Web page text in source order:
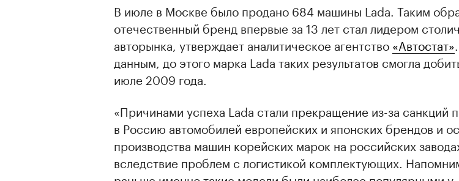
В июле в Москве было продано 684 машины Lada. Таким
отечественный бренд впервые за 13 лет стал лидером
авторынка, утверждает аналитическое агентство «Автостат»
данным, до этого марка Lada таких результатов смогла
июле 2009 года.
«Причинами успеха Lada стали прекращение из-за санкций
в Россию автомобилей европейских и японских брендов и
производства машин корейских марок на российских
вследствие проблем с логистикой комплектующих.